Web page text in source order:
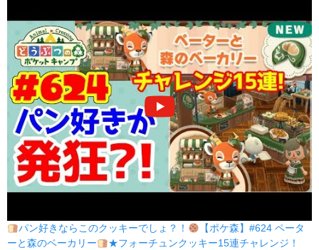
パン好きならこのクッキーでしょ？！
【ポケ森】#624 ペータ
ーと森のベーカリー
★フォーチュンクッキー15連チャレンジ！